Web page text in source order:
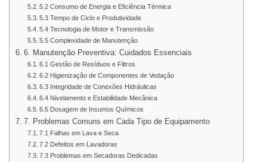
5.2 Consumo de Energia e Eficiência Térmica
5.3 Tempo de Ciclo e Produtividade
5.4 Tecnologia de Motor e Transmissão
5.5 Complexidade de Manutenção
6. Manutenção Preventiva: Cuidados Essenciais
6.1 Gestão de Resíduos e Filtros
6.2 Higienização de Componentes de Vedação
6.3 Integridade de Conexões Hidráulicas
6.4 Nivelamento e Estabilidade Mecânica
6.5 Dosagem de Insumos Químicos
7. Problemas Comuns em Cada Tipo de Equipamento
7.1 Falhas em Lava e Seca
7.2 Defeitos em Lavadoras
7.3 Problemas em Secadoras Dedicadas